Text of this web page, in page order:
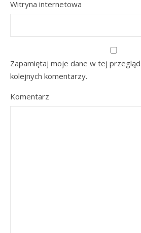
Witryna internetowa
Zapamiętaj moje dane w tej
kolejnych komentarzy.
Komentarz